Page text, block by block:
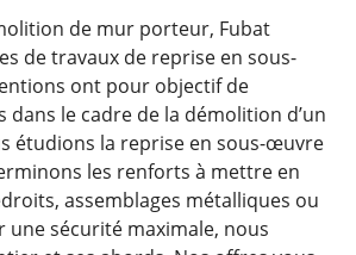
de mur porteur, Fubat
de travaux de reprise en sous-
ont pour objectif de
le cadre de la démolition d’un
étudions la reprise en sous-œuvre
les renforts à mettre en
assemblages métalliques ou
une sécurité maximale, nous